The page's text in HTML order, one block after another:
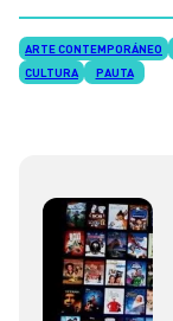
ARTE CONTEMPORÁNEO
CULTURA
PAUTA